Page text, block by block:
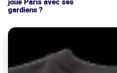
gardiens ?